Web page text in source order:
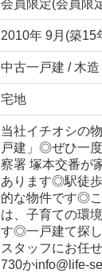
会員限定(会員限
2010年 9月(築15
中古一戸建 / 木造
宅地
当社イチオシの
戸建」◎ぜひ一
察署 塚本交番が
あります◎駅徒
的な物件です◎
は、子育ての環
す◎一戸建て探
スタッフにお任
730かinfo@life-